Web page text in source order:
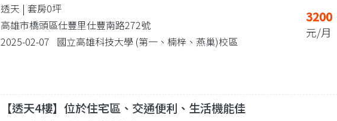
透天 | 套房0坪
高雄市橋頭區仕豐里仕豐南路272號
2025-02-07 國立高雄科技大學 (第一、楠梓、燕巢)校區
3200
元/月
【透天4樓】位於住宅區、交通便利、生活機能佳